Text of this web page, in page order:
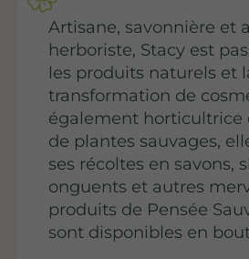
Artisane, savonnière et
herboriste, Stacy est
les produits naturels et
transformation de
également horticultrice
de plantes sauvages,
ses récoltes en savons,
onguents et autres
produits de Pensée
sont disponibles en